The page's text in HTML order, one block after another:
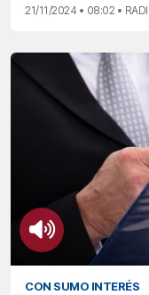
21/11/2024 • 08:02 •
CON SUMO INTERÉS